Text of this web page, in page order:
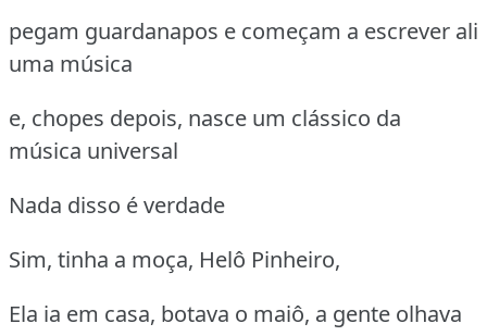
pegam guardanapos e começam a escrever ali
uma música
e, chopes depois, nasce um clássico da
música universal
Nada disso é verdade
Sim, tinha a moça, Helô Pinheiro,
Ela ia em casa, botava o maiô, a gente olhava